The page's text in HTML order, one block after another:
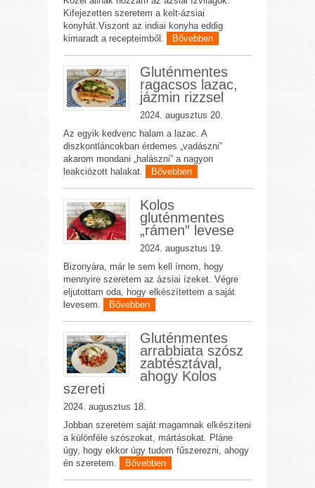
Kifejezetten szeretem a kelt-ázsiai
konyhát.Viszont az indiai konyha eddig
kimaradt a recepteimből.
Bővebben
Gluténmentes
ragacsos lazac,
jázmin rizzsel
2024. augusztus 20.
Az egyik kedvenc halam a lazac. A
diszkontláncokban érdemes „vadászni”
akarom mondani „halászni” a nagyon
leakciózott halakat.
Bővebben
Kolos
gluténmentes
„rámen” levese
2024. augusztus 19.
Bizonyára, már le sem kell írnom, hogy
mennyire szeretem az ázsiai ízeket. Végre
eljutottam oda, hogy elkészítettem a saját
levesem.
Bővebben
Gluténmentes
arrabbiata szósz
zabtésztával,
ahogy Kolos
szereti
2024. augusztus 18.
Jobban szeretem saját magamnak elkészíteni
a különféle szószokat, mártásokat. Pláne
úgy, hogy ekkor úgy tudom fűszerezni, ahogy
én szeretem.
Bővebben